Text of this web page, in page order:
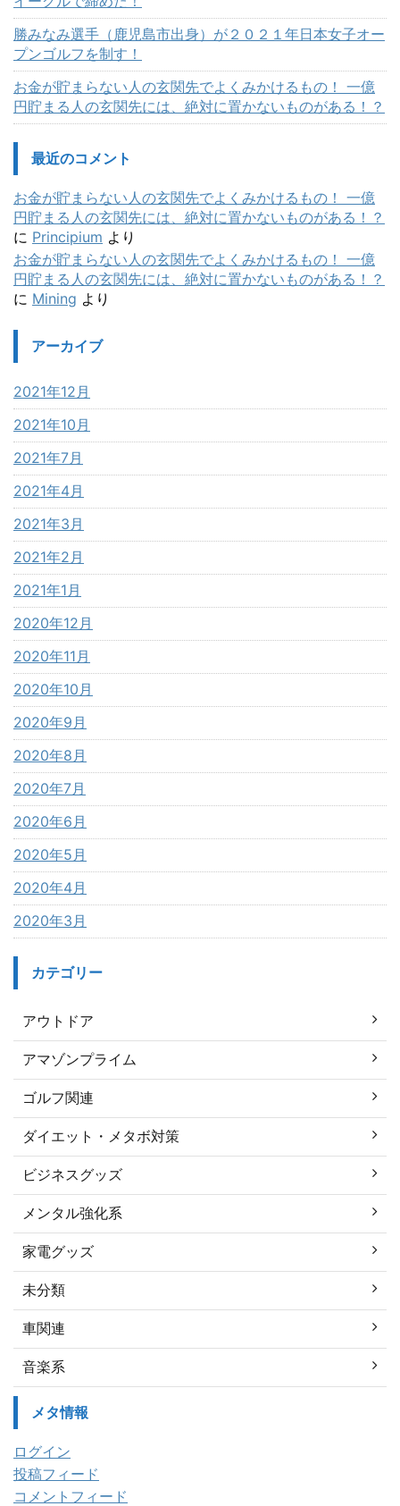
勝みなみ選手（鹿児島市出身）が２０２１年日本女子オー
プンゴルフを制す！
お金が貯まらない人の玄関先でよくみかけるもの！ 一億
円貯まる人の玄関先には、絶対に置かないものがある！？
最近のコメント
お金が貯まらない人の玄関先でよくみかけるもの！ 一億
円貯まる人の玄関先には、絶対に置かないものがある！？
に Principium より
お金が貯まらない人の玄関先でよくみかけるもの！ 一億
円貯まる人の玄関先には、絶対に置かないものがある！？
に Mining より
アーカイブ
2021年12月
2021年10月
2021年7月
2021年4月
2021年3月
2021年2月
2021年1月
2020年12月
2020年11月
2020年10月
2020年9月
2020年8月
2020年7月
2020年6月
2020年5月
2020年4月
2020年3月
カテゴリー
アウトドア
アマゾンプライム
ゴルフ関連
ダイエット・メタボ対策
ビジネスグッズ
メンタル強化系
家電グッズ
未分類
車関連
音楽系
メタ情報
ログイン
投稿フィード
コメントフィード